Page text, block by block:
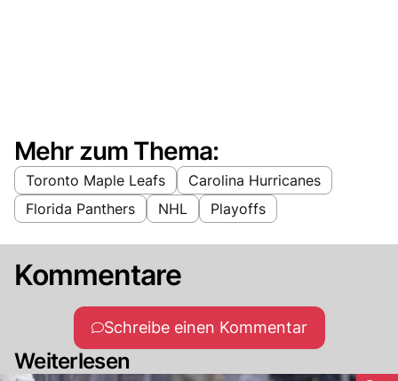
Mehr zum Thema:
Toronto Maple Leafs
Carolina Hurricanes
Florida Panthers
NHL Playoffs
Kommentare
Schreibe einen Kommentar
Weiterlesen